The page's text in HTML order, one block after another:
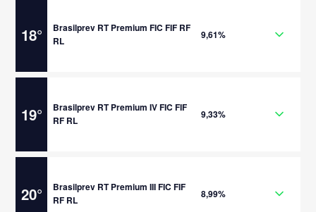
18°
Brasilprev RT Premium FIC FIF RF
RL
9,61%
19°
Brasilprev RT Premium IV FIC FIF
RF RL
9,33%
20°
Brasilprev RT Premium III FIC FIF
RF RL
8,99%